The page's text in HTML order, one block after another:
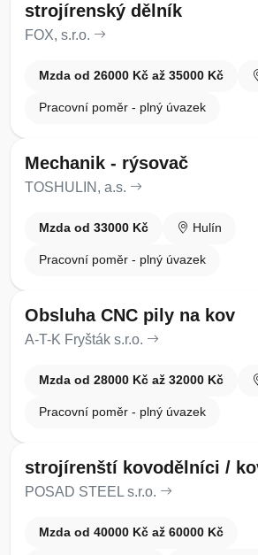
strojírenský dělník
FOX, s.r.o.
Mzda od 26000 Kč až 35000 Kč
Pracovní poměr - plný úvazek
Mechanik - rýsovač
TOSHULIN, a.s.
Mzda od 33000 Kč Hulín
Pracovní poměr - plný úvazek
Obsluha CNC pily na kov
A-T-K Fryšták s.r.o.
Mzda od 28000 Kč až 32000 Kč
Pracovní poměr - plný úvazek
strojírenští kovodělníci /
POSAD STEEL s.r.o.
Mzda od 40000 Kč až 60000 Kč